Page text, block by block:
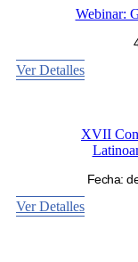
Webinar:
Ver Detalles
XVII
Fecha:
Ver Detalles